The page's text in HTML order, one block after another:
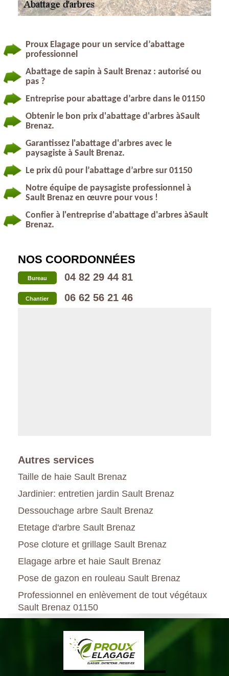
Proux Elagage pour un service d’abattage
professionnel
Abattage de sapin à Sault Brenaz : autorisé ou
pas ?
Entreprise pour abattage d’arbre dans le 01150
Obtenir le bon prix d'abattage d'arbres àSault
Brenaz.
Garantissez l'abattage d'arbres avec le
paysagiste à Sault Brenaz.
Le prix dû pour l’abattage d’arbre sur 01150
Notre équipe de paysagiste professionnel à
Sault Brenaz en œuvre pour vous !
Confier à l'entreprise d'abattage d'arbres àSault
Brenaz.
NOS COORDONNÉES
Bureau 04 82 29 44 81
Chantier 06 62 56 21 46
Autres services
Taille de haie Sault Brenaz
Jardinier: entretien jardin Sault Brenaz
Dessouchage arbre Sault Brenaz
Etetage d'arbre Sault Brenaz
Pose cloture et grillage Sault Brenaz
Elagage arbre et haie Sault Brenaz
Pose de gazon en rouleau Sault Brenaz
Professionnel en enlèvement de tout végétaux
Sault Brenaz 01150